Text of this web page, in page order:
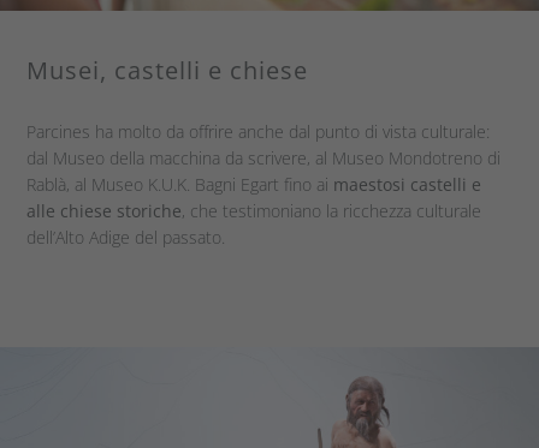
Musei, castelli e chiese
Parcines ha molto da offrire anche dal punto di vista culturale:
dal Museo della macchina da scrivere, al Museo Mondotreno di
Rablà, al Museo K.U.K. Bagni Egart fino ai maestosi castelli e
alle chiese storiche, che testimoniano la ricchezza culturale
dell’Alto Adige del passato.